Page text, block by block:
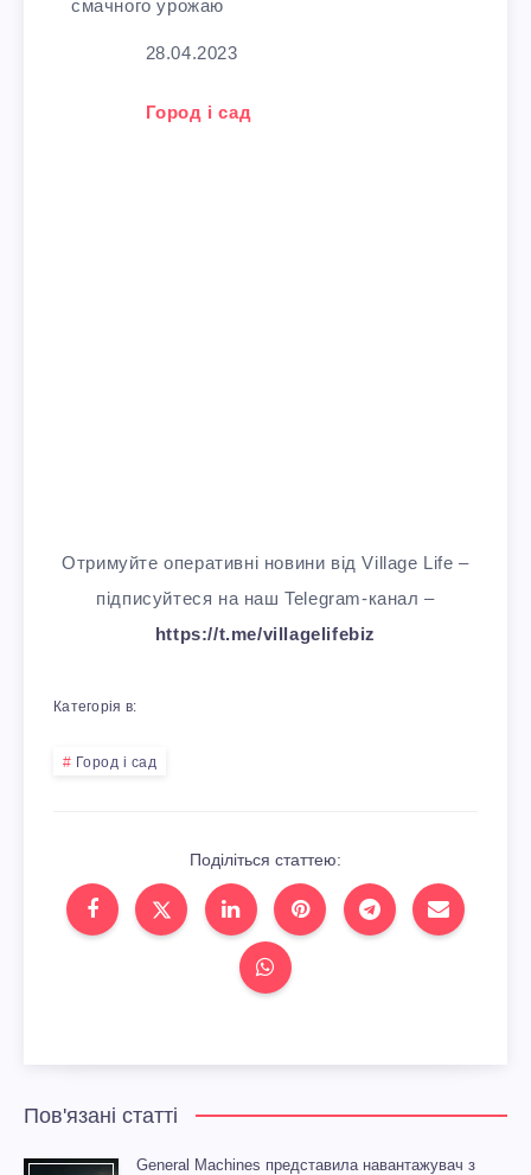
смачного урожаю
28.04.2023
У зв'язку з тим, що
Город і сад
Отримуйте оперативні новини від Village Life –
підписуйтеся на наш Telegram-канал –
https://t.me/villagelifebiz
Категорія в:
Город і сад
Поділіться статтею:
Пов'язані статті
General Machines представила навантажувач з